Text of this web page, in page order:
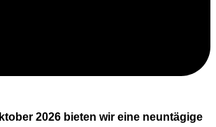
2026 bieten wir eine neuntägige